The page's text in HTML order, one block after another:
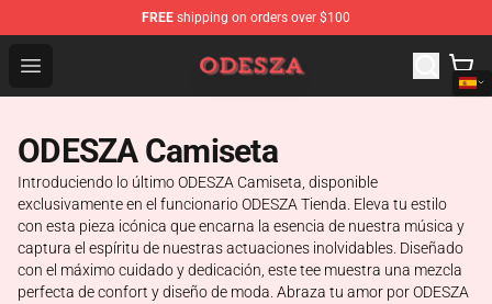
FREE shipping on orders over $100
Open menu
ODESZA Shop - Official ODESZA Merchandise Store
ODESZA Camiseta
Introduciendo lo último ODESZA Camiseta, disponible
exclusivamente en el funcionario ODESZA Tienda. Eleva tu estilo
con esta pieza icónica que encarna la esencia de nuestra música y
captura el espíritu de nuestras actuaciones inolvidables. Diseñado
con el máximo cuidado y dedicación, este tee muestra una mezcla
perfecta de confort y diseño de moda. Abraza tu amor por ODESZA